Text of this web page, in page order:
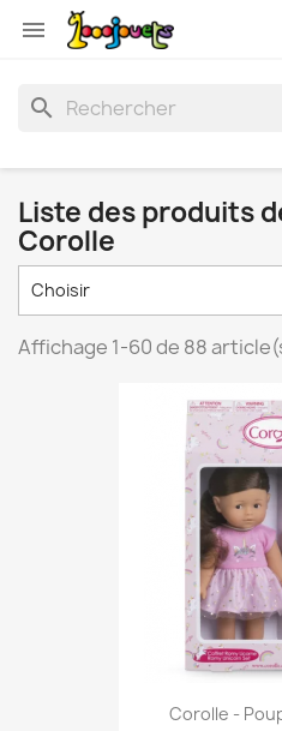

search
Liste des produits
Corolle
Choisir
Affichage 1-60 de 88
Corolle -